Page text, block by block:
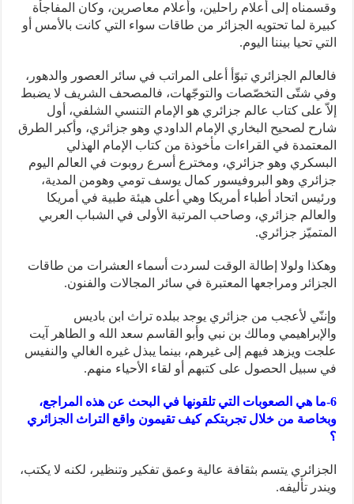
وقسمناه إلى أعلام راحلين، وأعلام معاصرين، وكان المفاجأة
كبيرة لما تحتويه الجزائر من طاقات سواء التي كانت بالأمس أو
التي تحيا بيننا اليوم.
فالعالم الجزائري تبوّأ أعلى المراتب في سائر العصور والدهور،
وفي شتّى التخصّصات والتوجّهات، فالمصحف الشريف لا يضبط
إلاّ على كتاب عالم جزائري هو الإمام التنسي الشلفي، أول
شارح لصحيح البخاري الإمام الداودي وهو جزائري، وأكبر الطرق
المعتمدة في القراءات مأخوذة من كتاب الإمام الهذلي
البسكري وهو جزائري، ومخترع أسرع روبوت في العالم اليوم
جزائري وهو البروفيسور كمال يوسف تومي وهومن المدية،
ورئيس اتحاد أطباء أمريكا وهي أعلى هيئة طبية في أمريكا
والعالم جزائري، وصاحب المرتبة الأولى في الشباب العربي
المتميّز جزائري.
وهكذا ولولا إطالة الوقت لسردت أسماء العشرات من طاقات
الجزائر ومراجعها المعتبرة في سائر المجالات والفنون.
وإننّي لأعجب من جزائري يوجد ببلده تراث ابن باديس
والإبراهيمي ومالك بن نبي وأبو القاسم سعد الله و الطاهر آيت
علجت ويزهد فيهم إلى غيرهم، بينما يبذل غيره الغالي والنفيس
في سبيل الحصول على كتبهم أو لقاء الأحياء منهم.
6-ما هي الصعوبات التي تلقونها في البحث عن هذه المراجع،
وبخاصة من خلال تجربتكم كيف تقيمون واقع التراث الجزائري
؟
الجزائري يتسم بثقافة عالية وعمق تفكير وتنظير، لكنه لا يكتب،
ويندر تأليفه.